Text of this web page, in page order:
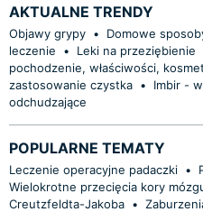
AKTUALNE TRENDY
Objawy grypy • Domowe
leczenie
• Leki na przeziębienie
pochodzenie, właściwości,
zastosowanie czystka •
Imbir -
odchudzające
POPULARNE TEMATY
Leczenie operacyjne padaczki •
Wielokrotne przecięcia kory
Creutzfeldta-Jakoba •